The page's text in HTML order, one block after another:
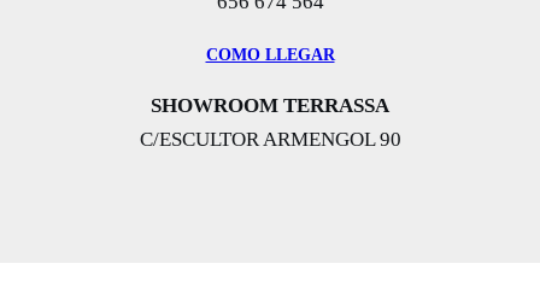
COMO LLEGAR
SHOWROOM TERRASSA
C/ESCULTOR ARMENGOL 90